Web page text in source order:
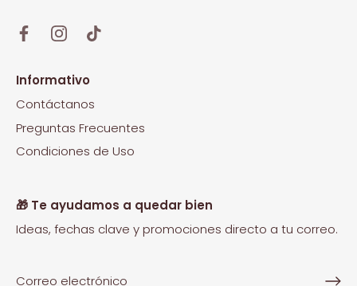
Informativo
Contáctanos
Preguntas Frecuentes
Condiciones de Uso
🎁 Te ayudamos a quedar bien
Ideas, fechas clave y promociones directo a tu correo.